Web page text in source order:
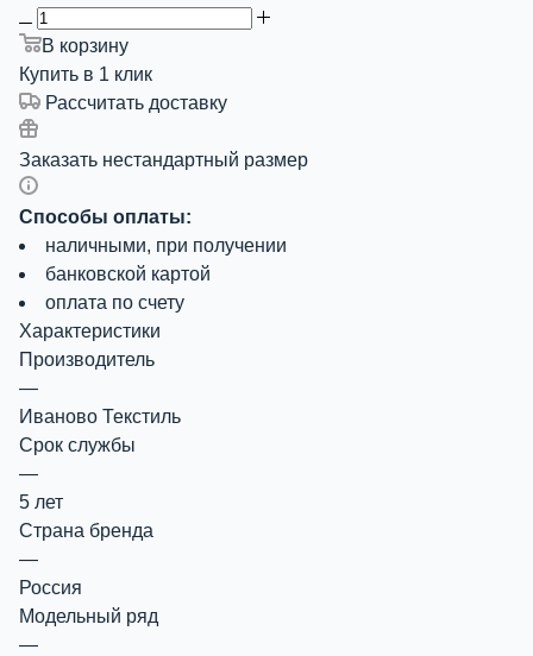
В корзину
Купить в 1 клик
Рассчитать доставку
Заказать нестандартный размер
Способы оплаты:
наличными, при получении
банковской картой
оплата по счету
Характеристики
Производитель
—
Иваново Текстиль
Срок службы
—
5 лет
Страна бренда
—
Россия
Модельный ряд
—